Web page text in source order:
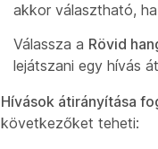
akkor választható,
Válassza a Rövid
lejátszani egy hívás
Hívások átirányítása
következőket teheti: